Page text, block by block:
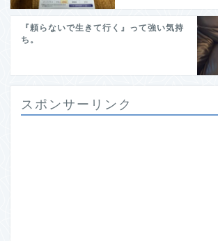
『頼らないで生きて行く』って強い気持
ち。
スポンサーリンク